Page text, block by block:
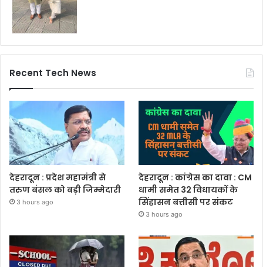
Recent Tech News
देहरादून : प्रदेश महामंत्री से
तरुण बंसल को बड़ी जिम्मेदारी
3 hours ago
देहरादून : कांग्रेस का दावा : CM
धामी समेत 32 विधायकों के
सिंहासन बत्तीसी पर संकट
3 hours ago